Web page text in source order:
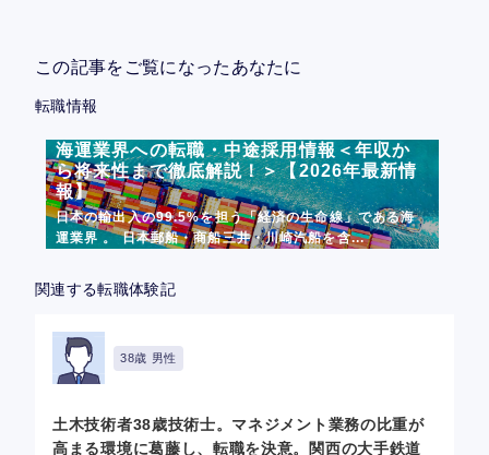
この記事をご覧になったあなたに
転職情報
海運業界への転職・中途採用情報＜年収か
ら将来性まで徹底解説！＞【2026年最新情
報】
日本の輸出入の99.5%を担う「経済の生命線」である海
運業界 。 日本郵船・商船三井・川崎汽船を含...
関連する転職体験記
38歳 男性
土木技術者38歳技術士。マネジメント業務の比重が
高まる環境に葛藤し、転職を決意。関西の大手鉄道